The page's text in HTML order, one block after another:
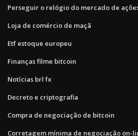
Perseguir o relógio do mercado de
Loja de comércio de maçã
Etf estoque europeu
Finanças filme bitcoin
Notícias brl fx
Decreto e criptografia
Compra de negociação de bitcoin
Corretagem mínima de negociação on-